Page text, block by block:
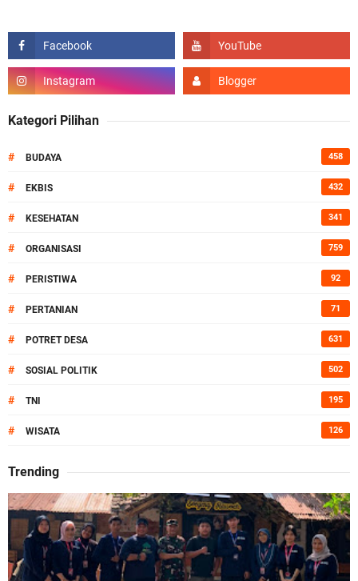
Kategori Pilihan
# BUDAYA 458
# EKBIS 432
# KESEHATAN 341
# ORGANISASI 759
# PERISTIWA 92
# PERTANIAN 71
# POTRET DESA 631
# SOSIAL POLITIK 502
# TNI 195
# WISATA 126
Trending